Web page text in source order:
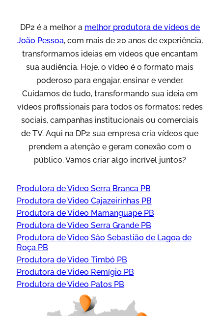
DP2 é a melhor a melhor produtora de vídeos de
João Pessoa, com mais de 20 anos de experiência,
transformamos ideias em vídeos que encantam
sua audiência. Hoje, o vídeo é o formato mais
poderoso para engajar, ensinar e vender.
Cuidamos de tudo, transformando sua ideia em
vídeos profissionais para todos os formatos: redes
sociais, campanhas institucionais ou comerciais
de TV. Aqui na DP2 sua empresa cria vídeos que
prendem a atenção e geram conexão com o
público. Vamos criar algo incrível juntos?
Produtora de Video Serra Branca PB
Produtora de Video Cajazeirinhas PB
Produtora de Video Mamanguape PB
Produtora de Video Serra Grande PB
Produtora de Video São Sebastião de Lagoa de
Roça PB
Produtora de Video Timbó PB
Produtora de Video Remígio PB
Produtora de Video Patos PB